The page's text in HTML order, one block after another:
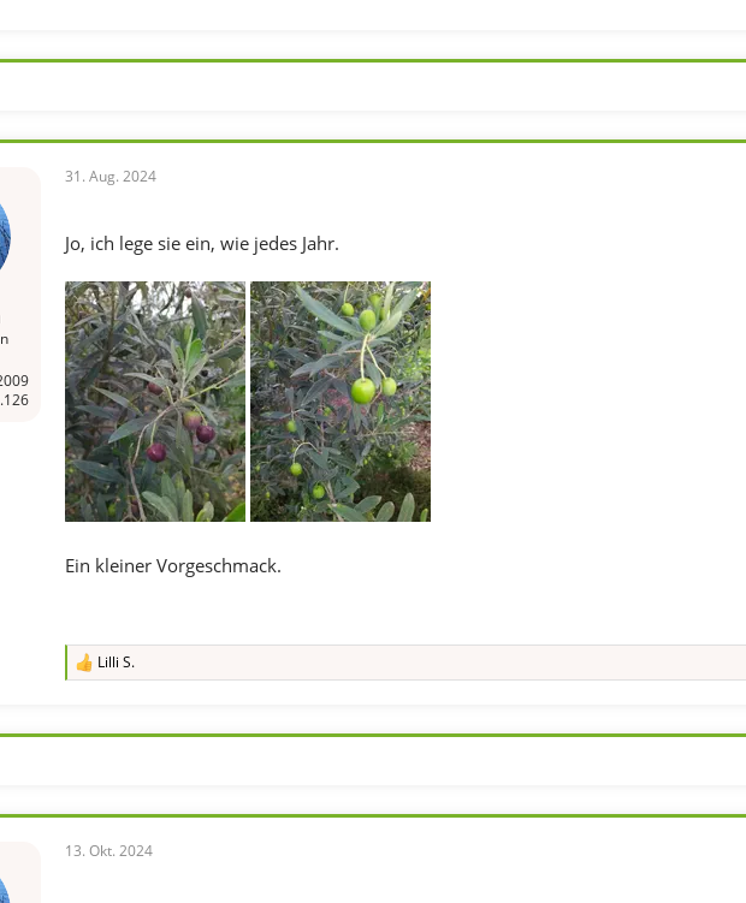
31. Aug. 2024
Jo, ich lege sie ein, wie jedes Jahr.
Ein kleiner Vorgeschmack.
R
e
n
:
Lilli S.
13. Okt. 2024